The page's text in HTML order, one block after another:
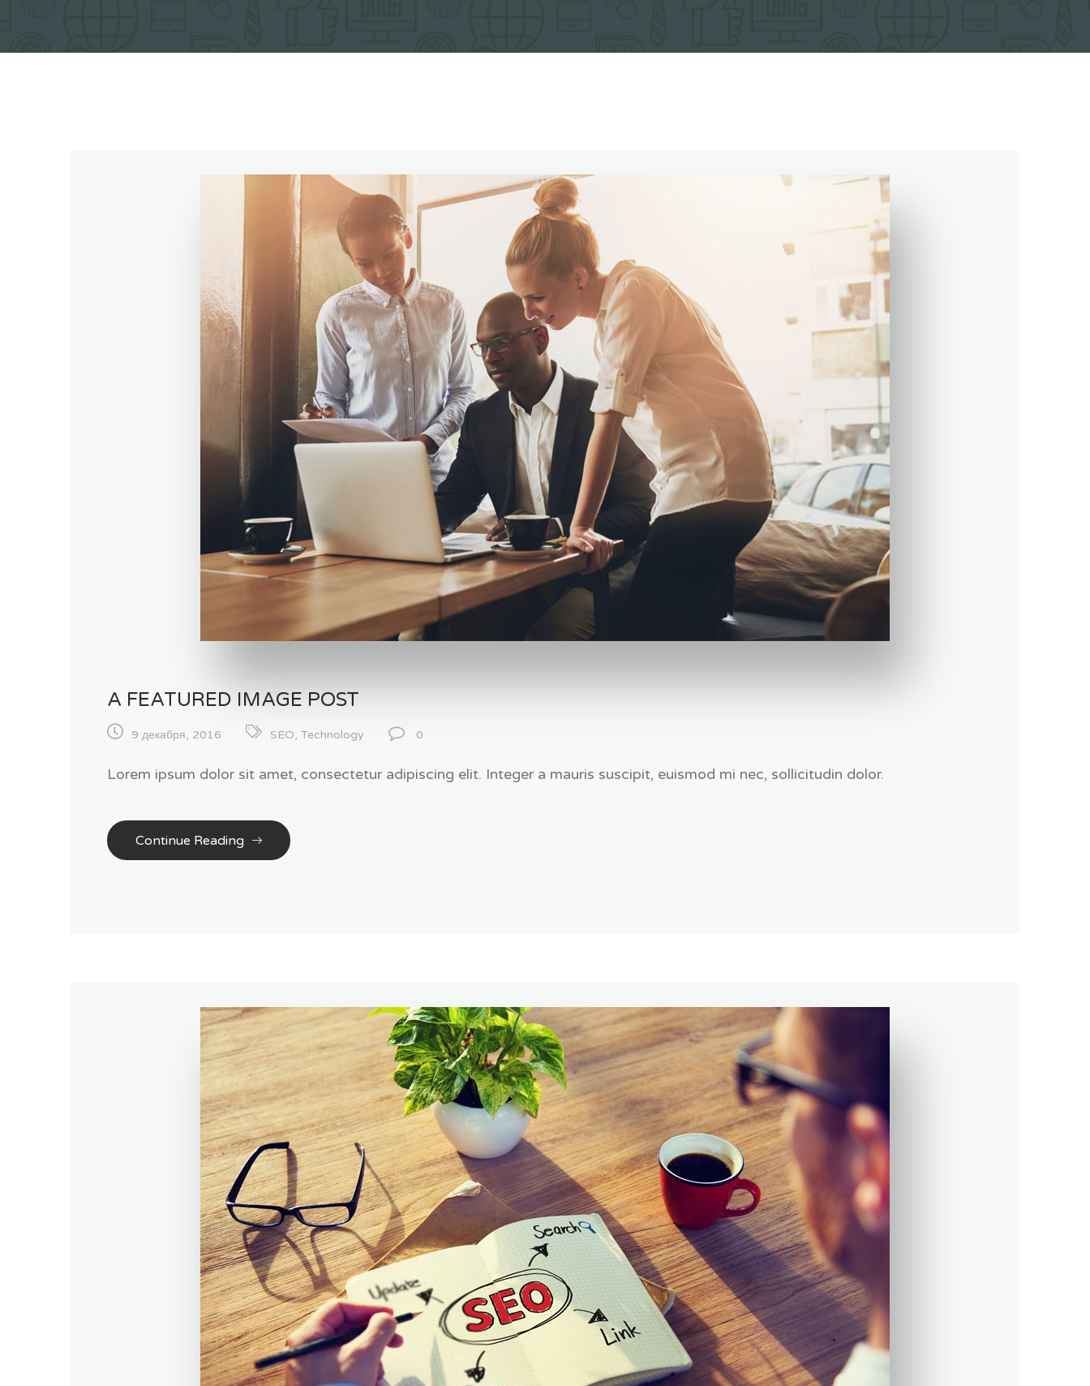
A FEATURED IMAGE POST
9 декабря, 2016 SEO, Technology 0
Lorem ipsum dolor sit amet, consectetur adipiscing elit. Integer a mauris suscipit, euismod mi nec, sollicitudin dolor.
Continue Reading